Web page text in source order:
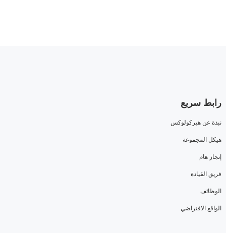
رابط سريع
نبذة عن هيركولوكس
هيكل المجموعة
إنجاز هام
فريق القيادة
الوظائف
الواقع الافتراضي